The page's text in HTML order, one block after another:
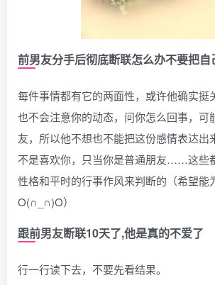
前男友分手后彻底断联怎么办不要把自
每件事情都有它的两面性，或许他确实挺
也不会注意你的动态，问你怎么回事，可
友，所以他不想也不能把这份感情表达
不是喜欢你，只当你是普通朋友……这些
性格和平时的行事作风来判断的（希望能
O(∩_∩)O）
跟前男友断联10天了,他是真的不爱了
行一行读下去，不要先看结果。